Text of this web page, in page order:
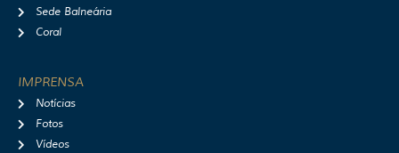
Sede Balneária
Coral
IMPRENSA
Notícias
Fotos
Vídeos